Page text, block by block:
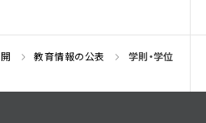
教育情報の公表
学則・学位